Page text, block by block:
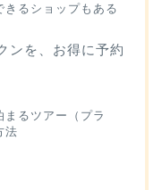
るショップもある
ンを、お得に予約
るツアー（プラ
法